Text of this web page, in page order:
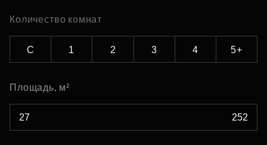
Количество комнат
С 1 2 3 4 5+
Площадь, м²